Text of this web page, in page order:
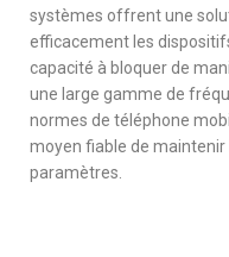
systèmes offrent une
efficacement les
capacité à bloquer de
une large gamme de
normes de téléphone
moyen fiable de maintenir
paramètres.